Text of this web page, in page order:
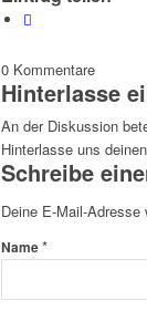
0 Kommentare
Hinterlasse
An der Diskussion
Hinterlasse uns
Schreibe
Deine E-Mail-
Name*